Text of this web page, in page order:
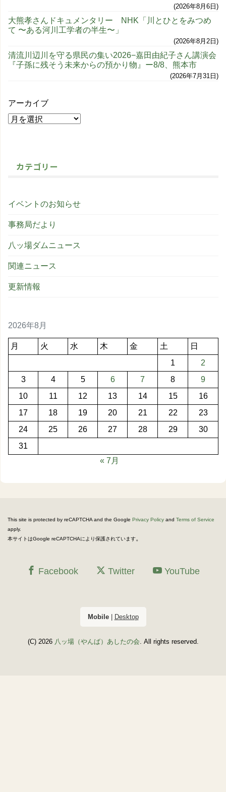
2026年8月6日
大熊孝さんドキュメンタリー NHK「川とひとをみつめ
て 〜ある河川工学者の半生〜」
2026年8月2日
清流川辺川を守る県民の集い2026−嘉田由紀子さん講演会
『子孫に残そう未来からの預かり物』ー8/8、熊本市
2026年7月31日
アーカイブ
カテゴリー
イベントのお知らせ
事務局だより
八ッ場ダムニュース
関連ニュース
更新情報
2026年8月
月 火 水 木 金 土
日
1
2
3
4 5 6 7 8
9
10
11 12 13 14 15
16
17
18 19 20 21 22
23
24
25 26 27 28 29
30
31
« 7月
This site is protected by reCAPTCHA and the Google Privacy Policy and Terms of Service
apply.
本サイトはGoogle reCAPTCHAにより保護されています。
Facebook Twitter YouTube
Mobile| Desktop
(C) 2026 八ッ場（やんば）あしたの会. All rights reserved.